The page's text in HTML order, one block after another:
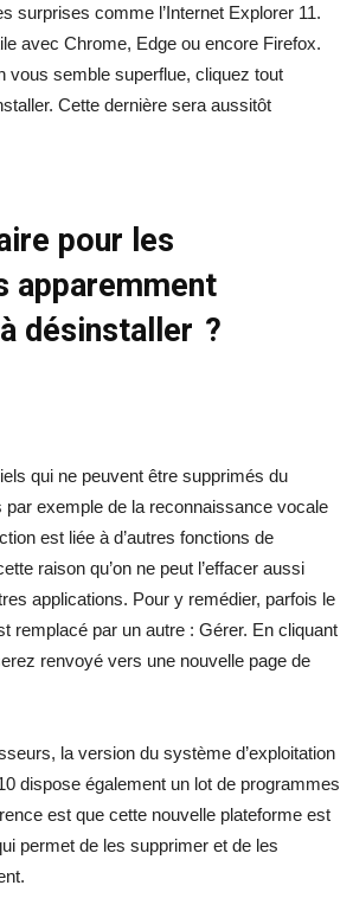
surprises comme l’Internet Explorer 11.
avec Chrome, Edge ou encore Firefox.
vous semble superflue, cliquez tout
Cette dernière sera aussitôt
pour les
apparemment
désinstaller ?
qui ne peuvent être supprimés du
par exemple de la reconnaissance vocale
est liée à d’autres fonctions de
raison qu’on ne peut l’effacer aussi
applications. Pour y remédier, parfois le
remplacé par un autre : Gérer. En cliquant
renvoyé vers une nouvelle page de
la version du système d’exploitation
dispose également un lot de programmes
est que cette nouvelle plateforme est
permet de les supprimer et de les